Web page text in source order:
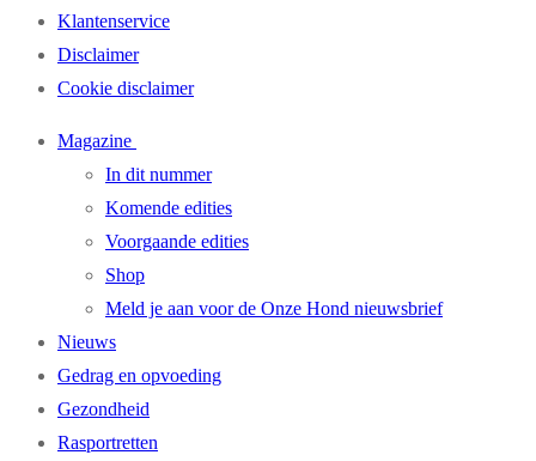
Klantenservice
Disclaimer
Cookie disclaimer
Magazine
In dit nummer
Komende edities
Voorgaande edities
Shop
Meld je aan voor de Onze Hond nieuwsbrief
Nieuws
Gedrag en opvoeding
Gezondheid
Rasportretten